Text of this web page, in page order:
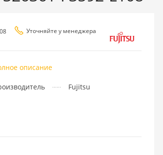
Уточняйте у менеджера
описание
Fujitsu